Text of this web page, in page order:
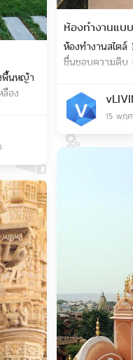
พื้นหญ้า
อง
ห้องทำงานแบ
ห้องทำงานสไต
ชื่นชอบความดิบ
15 พฤศ
Save